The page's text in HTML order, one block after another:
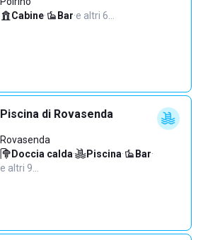
Cabine· Bar·e altri 6…
Piscina di Rovasenda
Rovasenda
Doccia calda· Piscina· Bar·
e altri 9…